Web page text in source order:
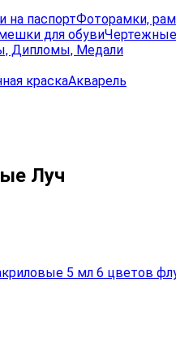
на паспортФоторамки,
для обуви
Дипломы, Медали
краскаАкварель
Луч